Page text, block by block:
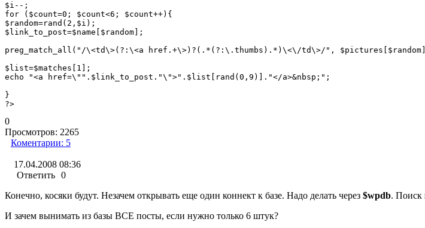
$i--;
for ($count=0; $count<6; $count++){
$random=rand(2,$i);
$link_to_post=$name[$random];
preg_match_all("/\<td\>(?:\<a href.+\>)?(.*(?:\.thumbs).*)\<\/td\>/",
$list=$matches[1];
echo "<a href=\"".$link_to_post."\">".$list[rand(0,9)]."</a>&nbsp;";
}
?>
0
Просмотров: 2265
Коментарии: 5
17.04.2008 08:36
Ответить 0
Конечно, косяки будут. Незачем открывать еще один коннект к базе. Надо делать через $wpdb. Поиск
И зачем вынимать из базы ВСЕ посты, если нужно только 6 штук?